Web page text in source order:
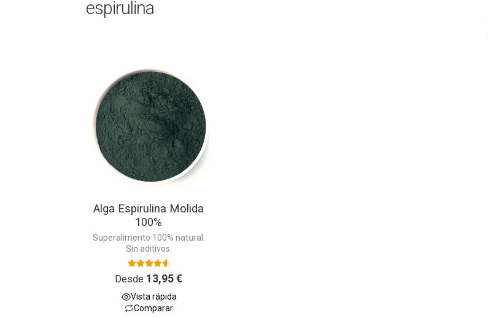
espirulina
Alga Espirulina Molida
100%
Superalimento 100% natural.
Sin aditivos.
Valorado con
de 5
Desde 13,95€
Vista rápida
Comparar
producto
tiene
múltiples
variantes.
Las
opciones
pueden
la
de